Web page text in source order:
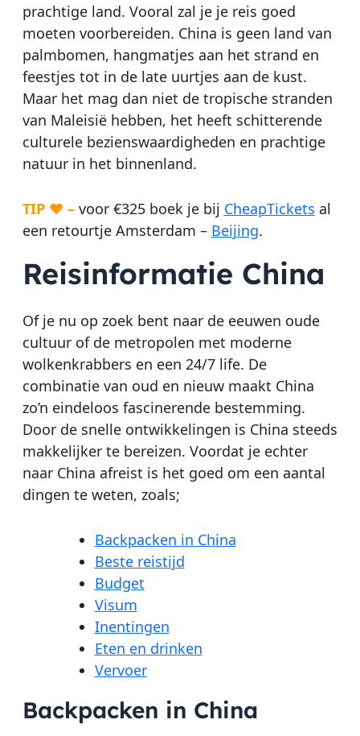
prachtige land. Vooral zal je je reis goed
moeten voorbereiden. China is geen land van
palmbomen, hangmatjes aan het strand en
feestjes tot in de late uurtjes aan de kust.
Maar het mag dan niet de tropische stranden
van Maleisië hebben, het heeft schitterende
culturele bezienswaardigheden en prachtige
natuur in het binnenland.
TIP ♥ –voor €325 boek je bij CheapTickets al
een retourtje Amsterdam – Beijing.
Reisinformatie China
Of je nu op zoek bent naar de eeuwen oude
cultuur of de metropolen met moderne
wolkenkrabbers en een 24/7 life. De
combinatie van oud en nieuw maakt China
zo’n eindeloos fascinerende bestemming.
Door de snelle ontwikkelingen is China steeds
makkelijker te bereizen. Voordat je echter
naar China afreist is het goed om een aantal
dingen te weten, zoals;
Backpacken in China
Beste reistijd
Budget
Visum
Inentingen
Eten en drinken
Vervoer
Backpacken in China